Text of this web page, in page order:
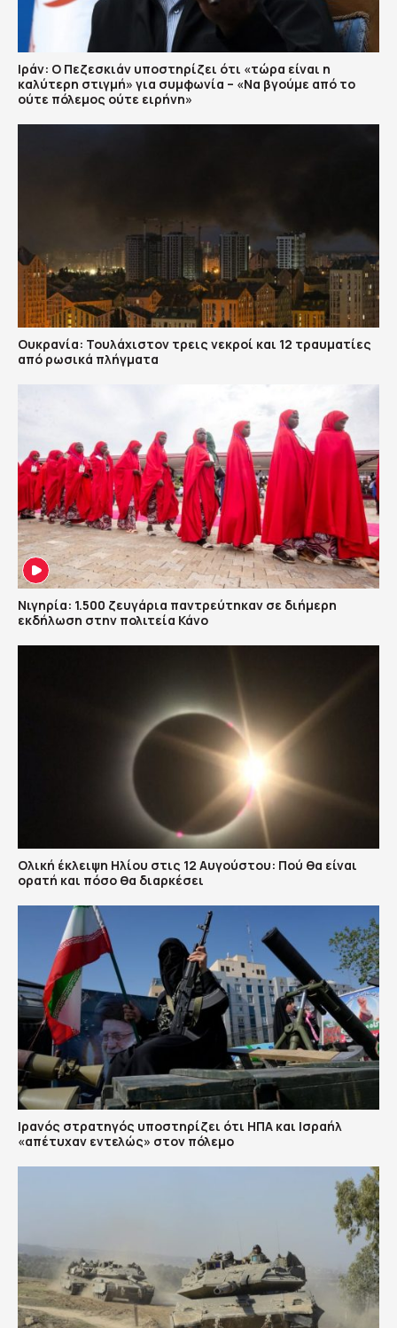
Ιράν: Ο Πεζεσκιάν υποστηρίζει ότι «τώρα είναι η
καλύτερη στιγμή» για συμφωνία – «Να βγούμε από το
ούτε πόλεμος ούτε ειρήνη»
Ουκρανία: Τουλάχιστον τρεις νεκροί και 12 τραυματίες
από ρωσικά πλήγματα
Νιγηρία: 1.500 ζευγάρια παντρεύτηκαν σε διήμερη
εκδήλωση στην πολιτεία Κάνο
Ολική έκλειψη Ηλίου στις 12 Αυγούστου: Πού θα είναι
ορατή και πόσο θα διαρκέσει
Ιρανός στρατηγός υποστηρίζει ότι ΗΠΑ και Ισραήλ
«απέτυχαν εντελώς» στον πόλεμο